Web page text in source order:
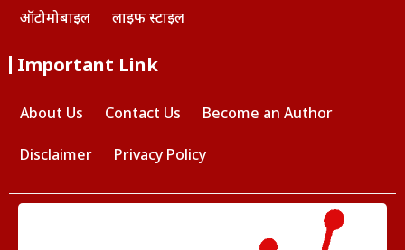
ऑटोमोबाइल लाइफ स्टाइल
Important Link
About Us Contact Us Become an Author
Disclaimer Privacy Policy